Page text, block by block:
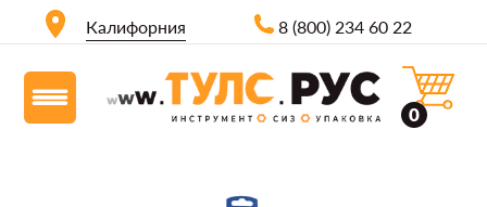
Калифорния 8 (800) 234 60 22
0